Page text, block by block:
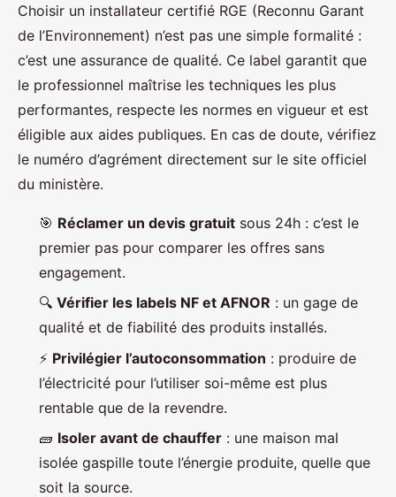
Choisir un installateur certifié RGE (Reconnu Garant
de l’Environnement) n’est pas une simple formalité :
c’est une assurance de qualité. Ce label garantit que
le professionnel maîtrise les techniques les plus
performantes, respecte les normes en vigueur et est
éligible aux aides publiques. En cas de doute, vérifiez
le numéro d’agrément directement sur le site officiel
du ministère.
🎯 Réclamer un devis gratuit sous 24h : c’est le
premier pas pour comparer les offres sans
engagement.
🔍 Vérifier les labels NF et AFNOR : un gage de
qualité et de fiabilité des produits installés.
⚡ Privilégier l’autoconsommation : produire de
l’électricité pour l’utiliser soi-même est plus
rentable que de la revendre.
🧱 Isoler avant de chauffer : une maison mal
isolée gaspille toute l’énergie produite, quelle que
soit la source.